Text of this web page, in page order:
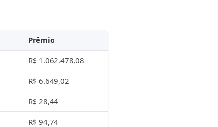
Prêmio
R$ 1.062.478,08
R$ 6.649,02
R$ 28,44
R$ 94,74